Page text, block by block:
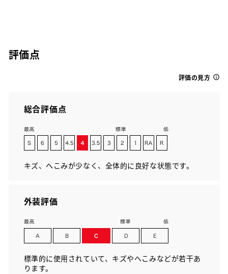
評価点
評価の見方
総合評価点
キズ、へこみが少なく、全体的に良好な状態です。
外装評価
標準的に使用されていて、キズやへこみなどが若干あ
ります。